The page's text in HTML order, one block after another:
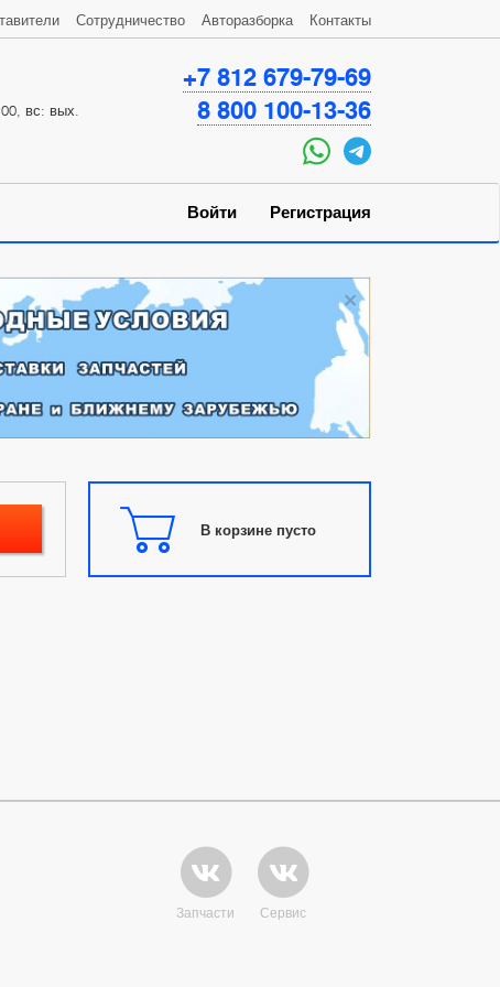
вс: вых.
+7 812 679-79-69
8 800 100-13-36
Сотрудничество Авторазборка Контакты
Войти Регистрация
×
В корзине пусто
Запчасти Сервис